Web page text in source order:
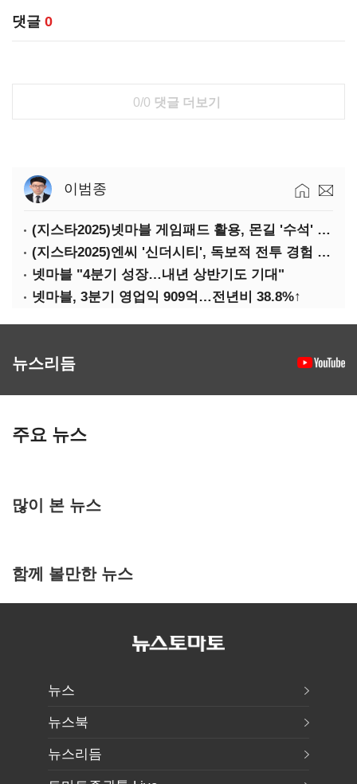
댓글 0
0/0 댓글 더보기
이범종
(지스타2025)넷마블 게임패드 활용, 몬길 '수석' 7대죄 '차석'
(지스타2025)엔씨 '신더시티', 독보적 전투 경험 필요
넷마블 "4분기 성장…내년 상반기도 기대"
넷마블, 3분기 영업익 909억…전년비 38.8%↑
뉴스리듬
주요 뉴스
많이 본 뉴스
함께 볼만한 뉴스
뉴스
뉴스북
뉴스리듬